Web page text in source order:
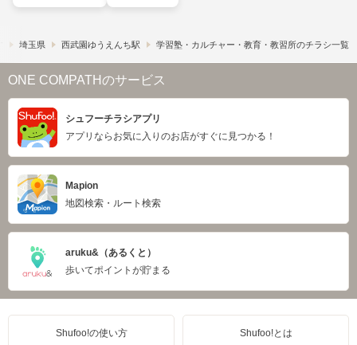
埼玉県 西武園ゆうえんち駅 学習塾・カルチャー・教育・教習所のチラシ一覧
ONE COMPATHのサービス
シュフーチラシアプリ
アプリならお気に入りのお店がすぐに見つかる！
Mapion
地図検索・ルート検索
aruku&（あるくと）
歩いてポイントが貯まる
Shufoo!の使い方 Shufoo!とは